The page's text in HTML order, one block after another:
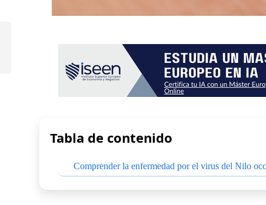
Tabla de contenido
Comprender la enfermedad por el virus del Nilo